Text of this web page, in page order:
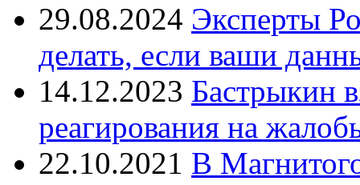
29.08.2024 Эксперты
делать, если ваши
14.12.2023 Бастрыкин
реагирования на
22.10.2021 В